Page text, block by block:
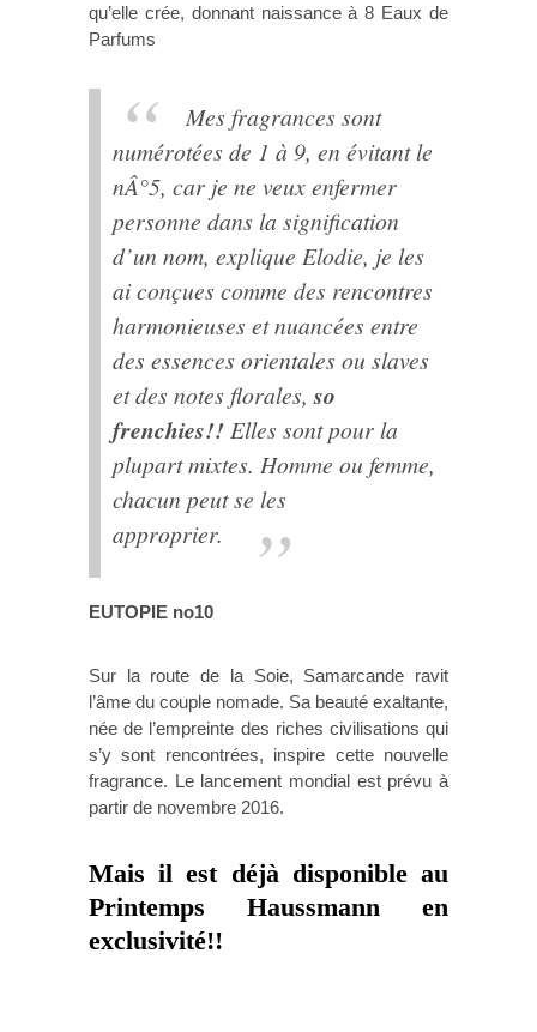
qu’elle crée, donnant naissance à 8 Eaux de
Parfums
Mes fragrances sont
numérotées de 1 à 9, en évitant le
nÂ°5, car je ne veux enfermer
personne dans la signification
d’un nom, explique Elodie, je les
ai conçues comme des rencontres
harmonieuses et nuancées entre
des essences orientales ou slaves
et des notes florales,so
frenchies!!Elles sont pour la
plupart mixtes. Homme ou femme,
chacun peut se les
approprier.
EUTOPIE no10
Sur la route de la Soie, Samarcande ravit
l’âme du couple nomade. Sa beauté exaltante,
née de l’empreinte des riches civilisations qui
s’y sont rencontrées, inspire cette nouvelle
fragrance. Le lancement mondial est prévu à
partir de novembre 2016.
Mais il est déjà disponible au
Printemps Haussmann en
exclusivité!!